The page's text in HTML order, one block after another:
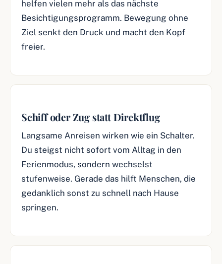
helfen vielen mehr als das nächste
Besichtigungsprogramm. Bewegung ohne
Ziel senkt den Druck und macht den Kopf
freier.
Schiff oder Zug statt Direktflug
Langsame Anreisen wirken wie ein Schalter.
Du steigst nicht sofort vom Alltag in den
Ferienmodus, sondern wechselst
stufenweise. Gerade das hilft Menschen, die
gedanklich sonst zu schnell nach Hause
springen.